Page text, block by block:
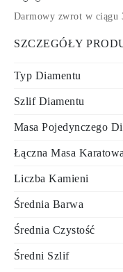
Darmowy zwrot w ciągu
SZCZEGÓŁY
Typ Diamentu
Szlif Diamentu
Masa Pojedynczego
Łączna Masa
Liczba Kamieni
Średnia Barwa
Średnia Czystość
Średni Szlif